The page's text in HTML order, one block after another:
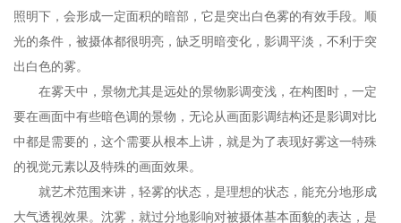
照明下，会形成一定面积的暗部，它是突出白色雾的有效手段。顺
光的条件，被摄体都很明亮，缺乏明暗变化，影调平淡，不利于突
出白色的雾。
在雾天中，景物尤其是远处的景物影调变浅，在构图时，一定
要在画面中有些暗色调的景物，无论从画面影调结构还是影调对比
中都是需要的，这个需要从根本上讲，就是为了表现好雾这一特殊
的视觉元素以及特殊的画面效果。
就艺术范围来讲，轻雾的状态，是理想的状态，能充分地形成
大气透视效果。沈雾，就过分地影响对被摄体基本面貌的表达，是